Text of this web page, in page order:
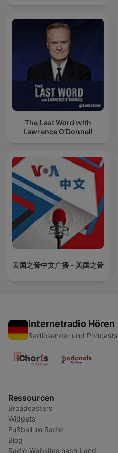
The Last Word with
Lawrence O’Donnell
美国之音中文广播 - 美国之音
Internetradio Hören
Radiosender und Podcasts
Ressourcen
Broadcasters
Widgets
Fußball im Radio
Blog
Radio-Websites nach Land